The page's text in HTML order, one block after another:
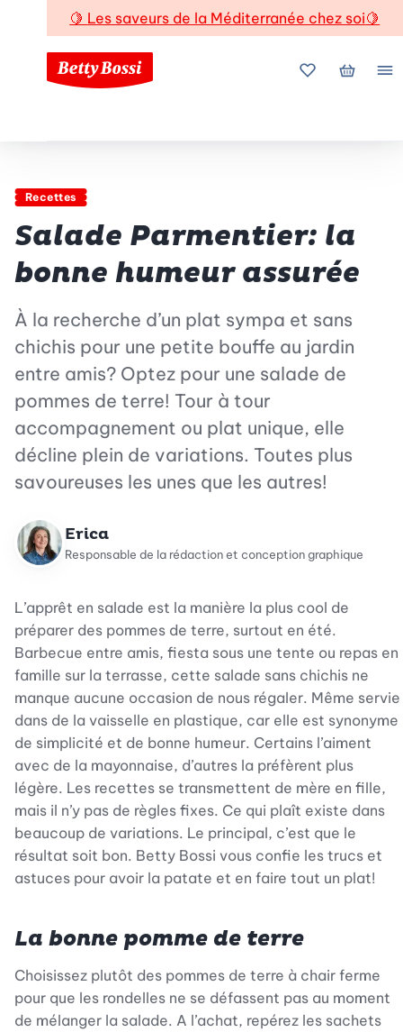
🍋 Les saveurs de la Méditerranée chez soi🍋
Mes favoris
Mon
Recettes
Salade Parmentier: la
bonne humeur assurée
À la recherche d’un plat sympa et sans
chichis pour une petite bouffe au jardin
entre amis? Optez pour une salade de
pommes de terre! Tour à tour
accompagnement ou plat unique, elle
décline plein de variations. Toutes plus
savoureuses les unes que les autres!
Erica
Responsable de la rédaction et conception graphique
L’apprêt en salade est la manière la plus cool de
préparer des pommes de terre, surtout en été.
Barbecue entre amis, fiesta sous une tente ou repas en
famille sur la terrasse, cette salade sans chichis ne
manque aucune occasion de nous régaler. Même servie
dans de la vaisselle en plastique, car elle est synonyme
de simplicité et de bonne humeur. Certains l’aiment
avec de la mayonnaise, d’autres la préfèrent plus
légère. Les recettes se transmettent de mère en fille,
mais il n’y pas de règles fixes. Ce qui plaît existe dans
beaucoup de variations. Le principal, c’est que le
résultat soit bon. Betty Bossi vous confie les trucs et
astuces pour avoir la patate et en faire tout un plat!
La bonne pomme de terre
Choisissez plutôt des pommes de terre à chair ferme
pour que les rondelles ne se défassent pas au moment
de mélanger la salade. A l’achat, repérez les sachets